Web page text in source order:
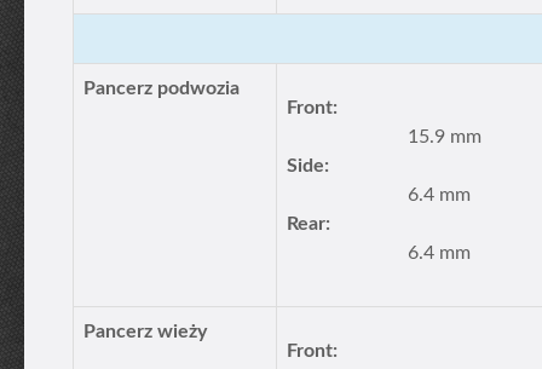
Pancerz podwozia
Front:
15.9 mm
Side:
6.4 mm
Rear:
6.4 mm
Pancerz wieży
Front: